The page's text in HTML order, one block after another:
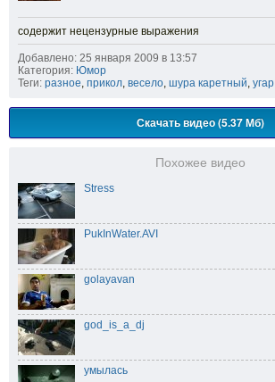
содержит нецензурные выражения
Добавлено: 25 января 2009 в 13:57
Категория: Юмор
Теги: разное прикол весело шура каретный угар
Скачать видео (5.37 Мб)
Похожее видео
Stress
PukInWater.AVI
golayavan
god_is_a_dj
умылась